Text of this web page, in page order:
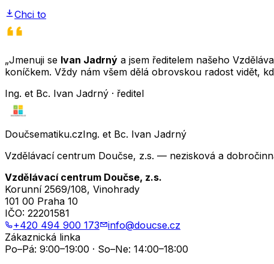
Chci to
„Jmenuji se Ivan Jadrný a jsem ředitelem našeho
koníčkem. Vždy nám všem dělá obrovskou radost vidět,
Ing. et Bc. Ivan Jadrný · ředitel
Doučsematiku.czIng. et Bc. Ivan Jadrný
Vzdělávací centrum Doučse, z.s. — nezisková a
Vzdělávací centrum Doučse, z.s.
Korunní 2569/108, Vinohrady
101 00 Praha 10
IČO: 22201581
+420 494 900 173
info@doucse.cz
Zákaznická linka
Po–Pá: 9:00–19:00 · So–Ne: 14:00–18:00